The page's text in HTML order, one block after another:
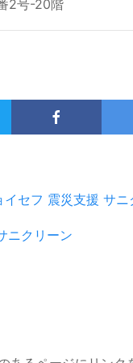
2号-20階
イセフ 震災支援 サニ
ニクリーン